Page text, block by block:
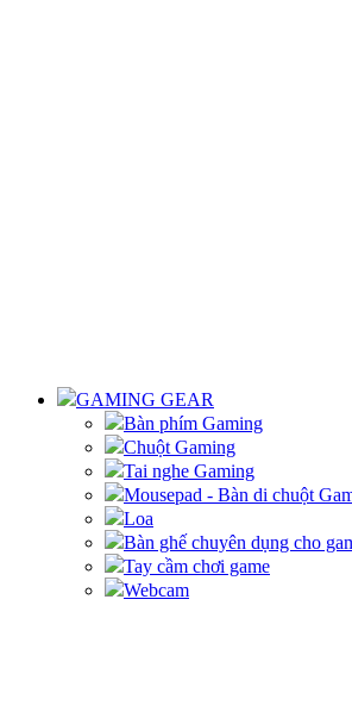
GAMING GEAR
Bàn phím Gaming
Chuột Gaming
Tai nghe Gaming
Mousepad - Bàn di chuột
Loa
Bàn ghế chuyên dụng cho
Tay cầm chơi game
Webcam